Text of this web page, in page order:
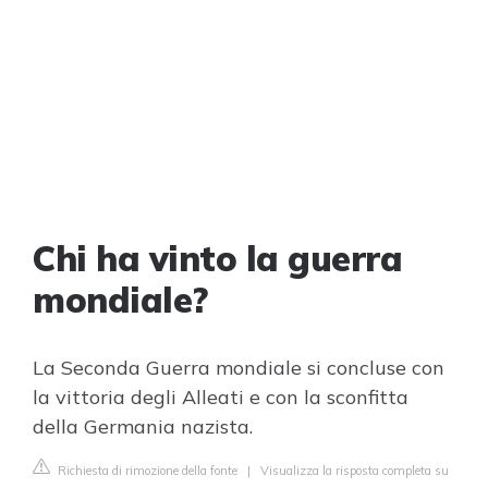
Chi ha vinto la guerra
mondiale?
La Seconda Guerra mondiale si concluse con
la vittoria degli Alleati e con la sconfitta
della Germania nazista.
Richiesta di rimozione della fonte | Visualizza la risposta completa su